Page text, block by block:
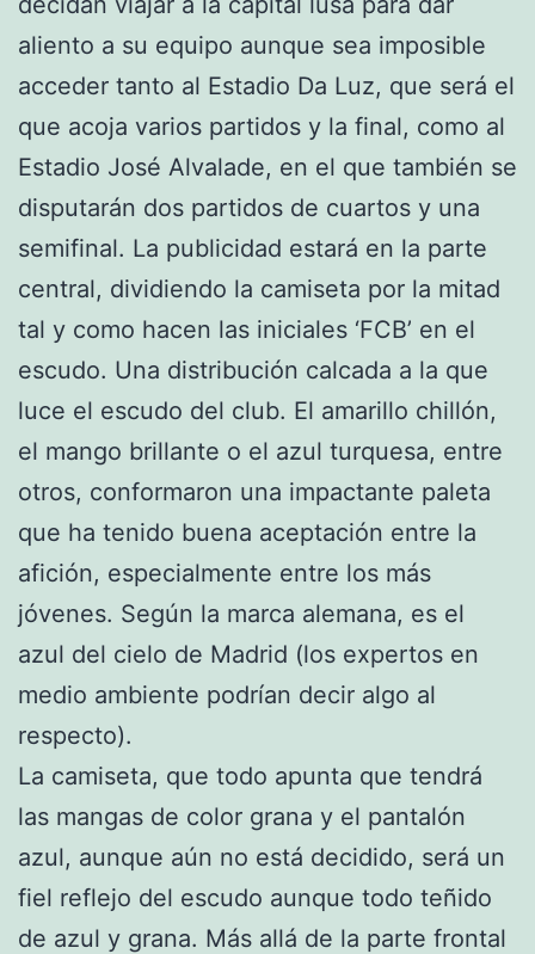
aliento a su equipo aunque sea imposible
acceder tanto al Estadio Da Luz, que será el
que acoja varios partidos y la final, como al
Estadio José Alvalade, en el que también se
disputarán dos partidos de cuartos y una
semifinal. La publicidad estará en la parte
central, dividiendo la camiseta por la mitad
tal y como hacen las iniciales ‘FCB’ en el
escudo. Una distribución calcada a la que
luce el escudo del club. El amarillo chillón,
el mango brillante o el azul turquesa, entre
otros, conformaron una impactante paleta
que ha tenido buena aceptación entre la
afición, especialmente entre los más
jóvenes. Según la marca alemana, es el
azul del cielo de Madrid (los expertos en
medio ambiente podrían decir algo al
respecto).
La camiseta, que todo apunta que tendrá
las mangas de color grana y el pantalón
azul, aunque aún no está decidido, será un
fiel reflejo del escudo aunque todo teñido
de azul y grana. Más allá de la parte frontal